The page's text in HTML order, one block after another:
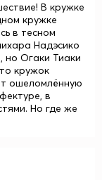
В кружке
кружке
в тесном
Надэсико
но Огаки Тиаки
кружок
ошеломлённую
в
Но где же